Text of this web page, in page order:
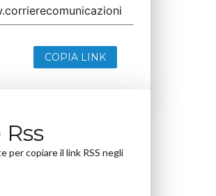
COPIA LINK
per copiare il link RSS negli